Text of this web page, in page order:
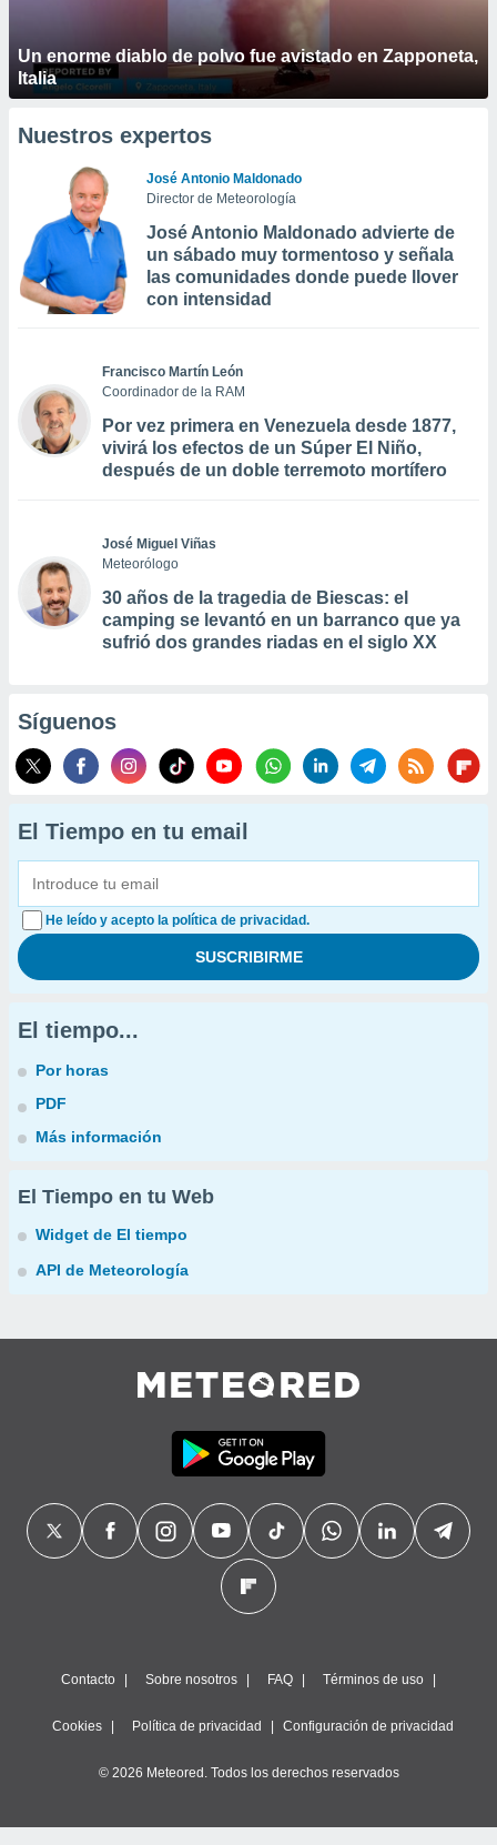
Un enorme diablo de polvo fue avistado en Zapponeta,
Italia
Nuestros expertos
José Antonio Maldonado
Director de Meteorología
José Antonio Maldonado advierte de
un sábado muy tormentoso y señala
las comunidades donde puede llover
con intensidad
Francisco Martín León
Coordinador de la RAM
Por vez primera en Venezuela desde 1877,
vivirá los efectos de un Súper El Niño,
después de un doble terremoto mortífero
José Miguel Viñas
Meteorólogo
30 años de la tragedia de Biescas: el
camping se levantó en un barranco que ya
sufrió dos grandes riadas en el siglo XX
Síguenos
El Tiempo en tu email
He leído y acepto la política de privacidad.
El tiempo...
Por horas
PDF
Más información
El Tiempo en tu Web
Widget de El tiempo
API de Meteorología
Contacto Sobre nosotros FAQ Términos de uso
Cookies Política de privacidad Configuración de privacidad
© 2026 Meteored. Todos los derechos reservados